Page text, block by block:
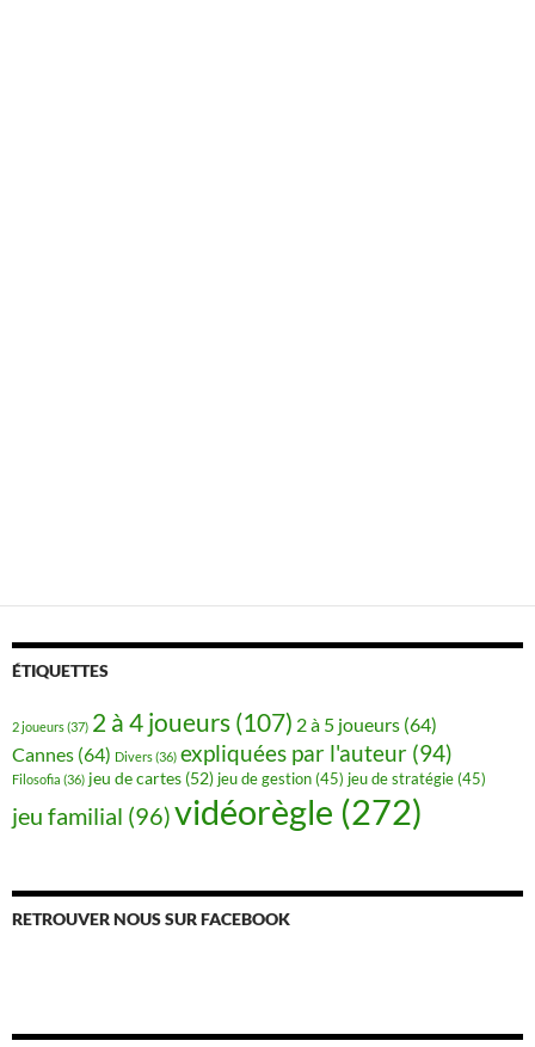
ÉTIQUETTES
2 joueurs(37) 2 à 4 joueurs (107) 2 à 5 joueurs (64)
Cannes (64) Divers(36) expliquées par l'auteur (94)
Filosofia (36) jeu de cartes (52) jeu de gestion (45) jeu de stratégie (45)
jeu familial (96)vidéorègle (272)
RETROUVER NOUS SUR FACEBOOK